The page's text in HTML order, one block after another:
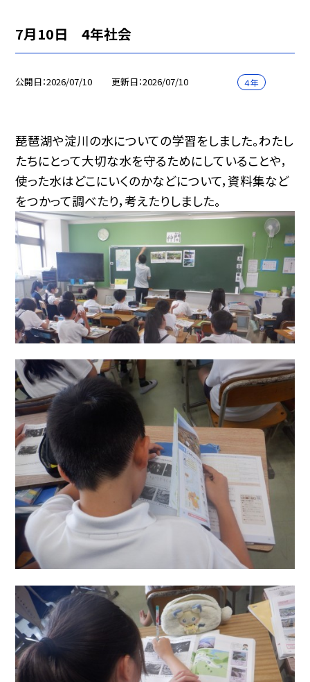
7月10日 4年社会
公開日 2026/07/10 更新日 2026/07/10 ４年
琵琶湖や淀川の水についての学習をしました。わたし
たちにとって大切な水を守るためにしていることや，
使った水はどこにいくのかなどについて，資料集など
をつかって調べたり，考えたりしました。